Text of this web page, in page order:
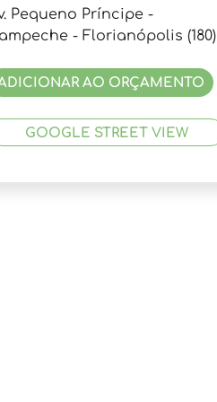
Pequeno Príncipe -
- Florianópolis (180)
AO ORÇAMENTO
GOOGLE STREET VIEW